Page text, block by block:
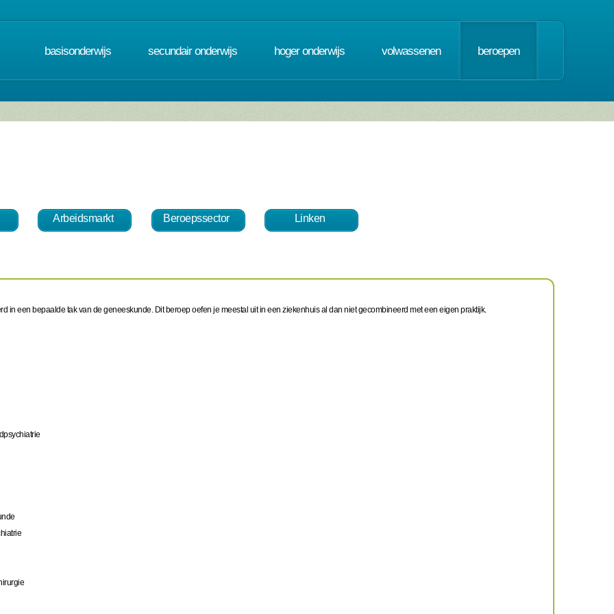
basisonderwijs secundair onderwijs hoger onderwijs volwassenen beroepen
Arbeidsmarkt Beroepssector Linken
in een bepaalde tak van de geneeskunde. Dit beroep oefen je meestal uit in een ziekenhuis al dan niet gecombineerd met een eigen praktijk.